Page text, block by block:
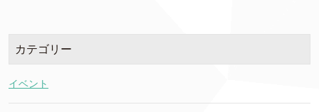
カテゴリー
イベント